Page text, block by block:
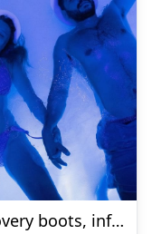
Recovery boots, infrarød sauna & floating for 2 hos Copenhagen Float